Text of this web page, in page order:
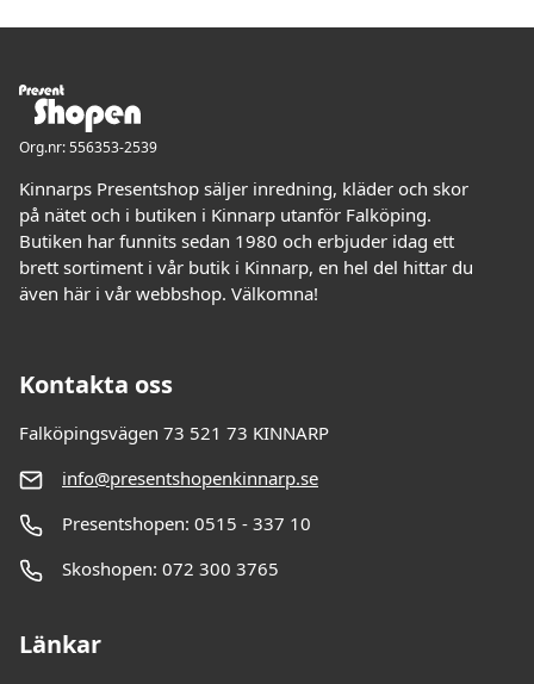
Org.nr: 556353-2539
Kinnarps Presentshop säljer inredning, kläder och skor
på nätet och i butiken i Kinnarp utanför Falköping.
Butiken har funnits sedan 1980 och erbjuder idag ett
brett sortiment i vår butik i Kinnarp, en hel del hittar du
även här i vår webbshop. Välkomna!
Kontakta oss
Falköpingsvägen 73 521 73 KINNARP
info@presentshopenkinnarp.se
Presentshopen: 0515 - 337 10
Skoshopen: 072 300 3765
Länkar